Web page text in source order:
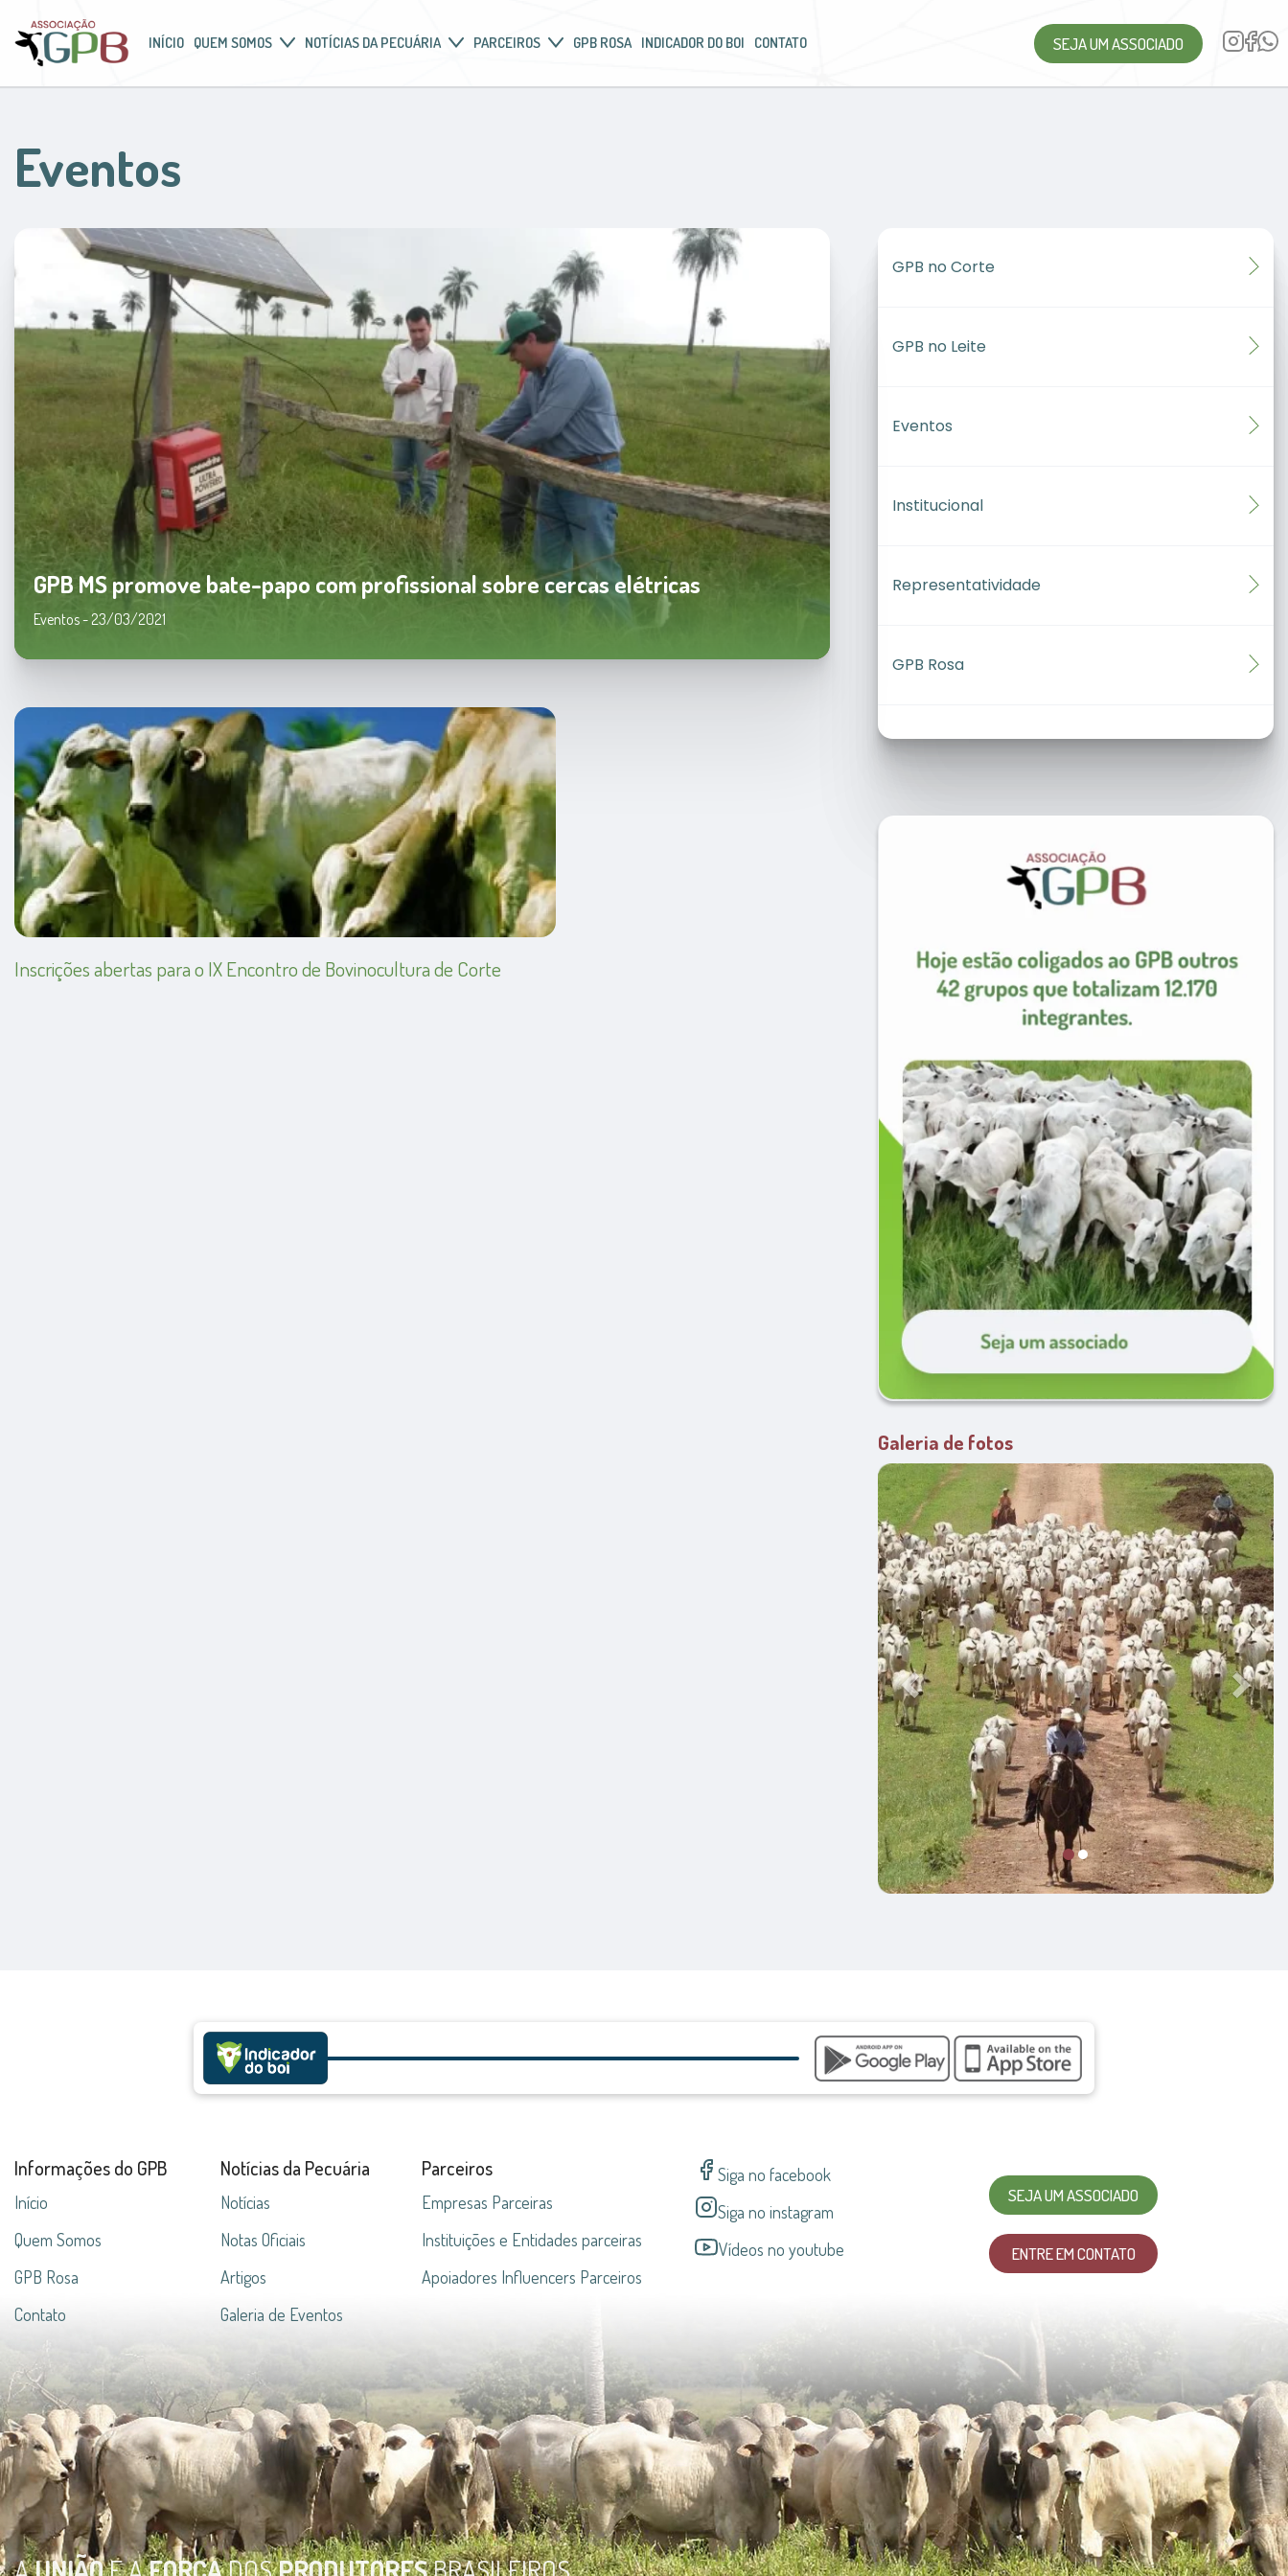
INÍCIO QUEM SOMOS NOTÍCIAS DA PECUÁRIA PARCEIROS GPB ROSA INDICADOR DO BOI CONTATO SEJA UM ASSOCIADO
Eventos
GPB MS promove bate-papo com profissional sobre cercas elétricas
Eventos - 23/03/2021
Inscrições abertas para o IX Encontro de Bovinocultura de Corte
GPB no Corte
GPB no Leite
Eventos
Institucional
Representatividade
GPB Rosa
Galeria de fotos
Informações do GPB
Início
Quem Somos
GPB Rosa
Contato
Notícias da Pecuária
Notícias
Notas Oficiais
Artigos
Galeria de Eventos
Parceiros
Empresas Parceiras
Instituições e Entidades parceiras
Apoiadores Influencers Parceiros
Siga no facebook
Siga no instagram
Vídeos no youtube
SEJA UM ASSOCIADO
ENTRE EM CONTATO